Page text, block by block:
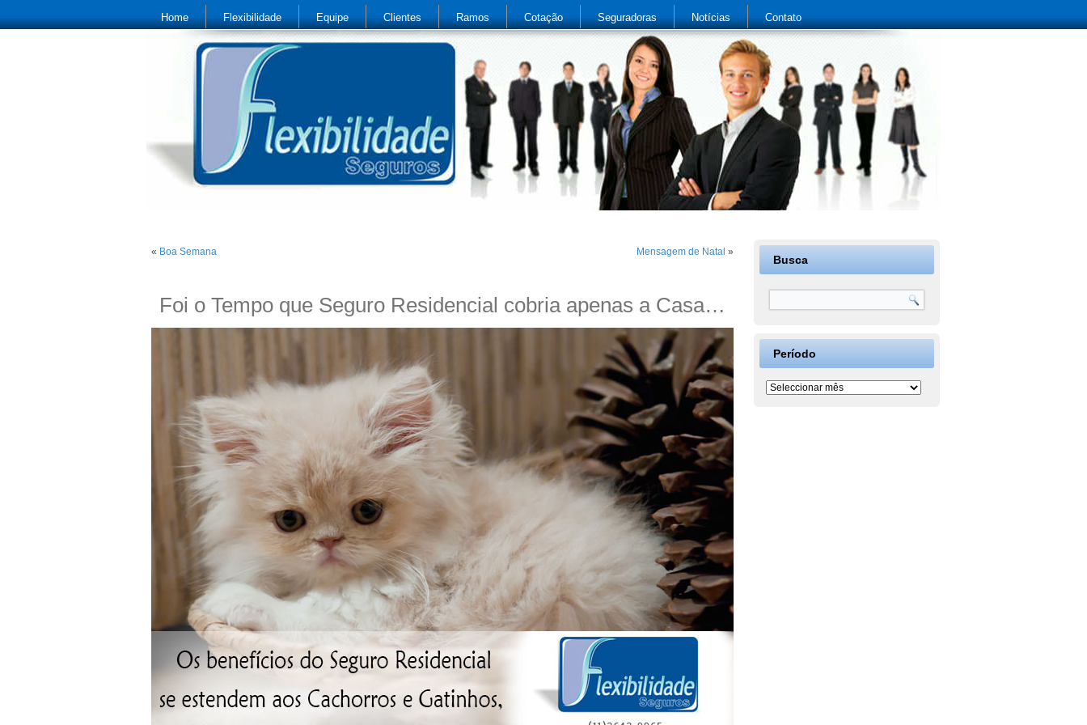
Home Flexibilidade Equipe Clientes Ramos Cotação Seguradoras Notícias Contato
« Boa Semana Mensagem de Natal »
Foi o Tempo que Seguro Residencial cobria apenas a Casa…
Busca
Período
Período